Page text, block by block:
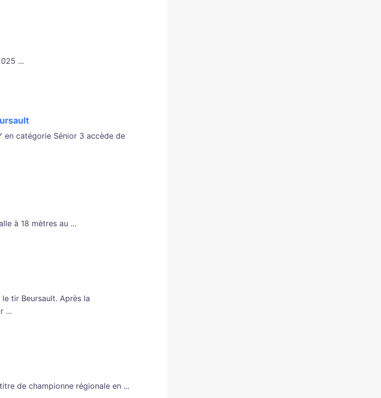
...
en catégorie Sénior 3 accède de
à 18 mètres au ...
tir Beursault. Après la
...
de championne régionale en ...